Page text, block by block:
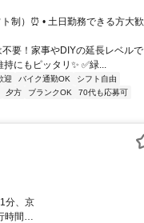
制）⏰ • 土日勤務できる方大歓
要！家事やDIYの延長レベルで
にもピッタリ✨ ✅緑...
迎 バイク通勤OK
シフト自由
夕方 ブランクOK
70代も応募可
時間を